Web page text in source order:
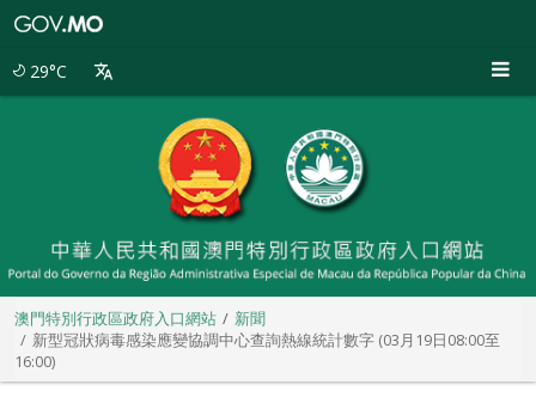
29°C
澳門特別行政區政府入口網站
新聞
新型冠狀病毒感染應變協調中心查詢熱線統計數字 (03月19日08:00至
16:00)